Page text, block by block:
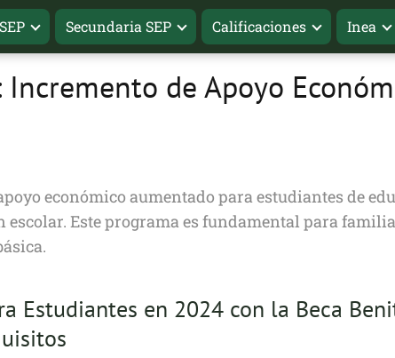
Secundaria SEP Calificaciones Inea
Incremento de Apoyo
económico aumentado para estudiantes de
Este programa es fundamental para
Estudiantes en 2024 con la Beca